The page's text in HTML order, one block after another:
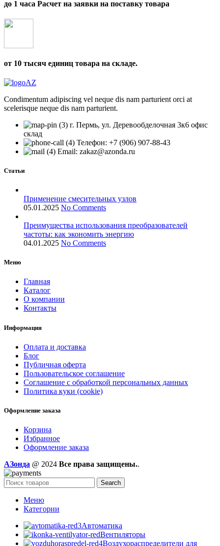
до 1 часа Расчет на заявки на поставку товара
от 10 тысяч единиц товара на складе.
Condimentum adipiscing vel neque dis nam parturient orci at
scelerisque neque dis nam parturient.
г. Пермь, ул. Деревообделочная 3к6 офис
склад
Телефон: +7 (906) 907-88-43
Email: zakaz@azonda.ru
Статьи
Применение смесительных узлов
05.01.2025 No Comments
Преимущества использования преобразователей
частоты: как экономить энергию
04.01.2025 No Comments
Меню
Главная
Каталог
О компании
Контакты
Информация
Оплата и доставка
Блог
Публичная оферта
Пользовательское соглашение
Соглашение с обработкой персональных данных
Политика куки (cookie)
Оформление заказа
Корзина
Избранное
Оформление заказа
AЗонда @ 2024 Все права защищены..
Search
Меню
Категории
Автоматика
Вентиляторы
Воздухораспределители для